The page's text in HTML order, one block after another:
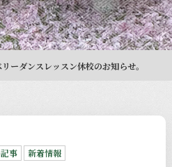
ーダンスレッスン休校のお知らせ。
事 新着情報